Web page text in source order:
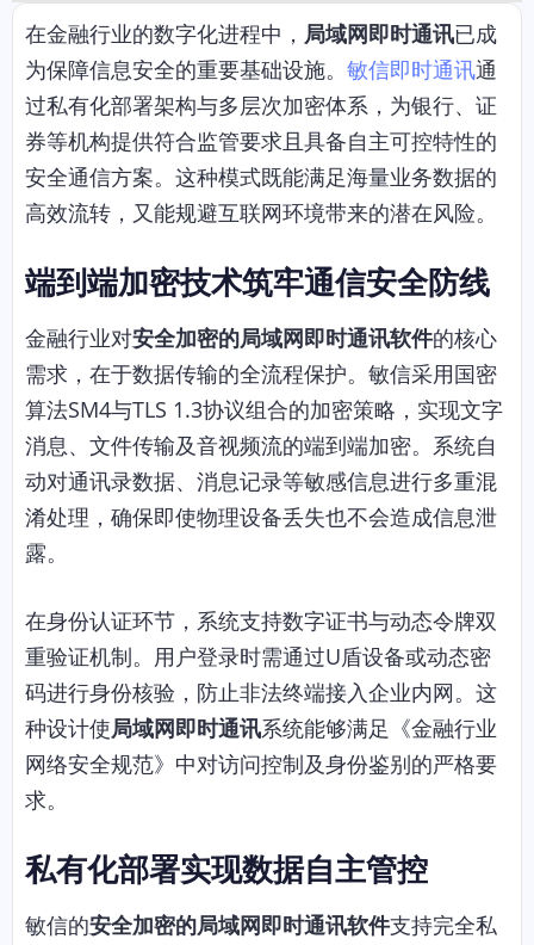
在金融行业的数字化进程中， 局域网即时通讯已成
为保障信息安全的重要基础设施。 敏信即时通讯通
过私有化部署架构与多层次加密体系，为银行、证
券等机构提供符合监管要求且具备自主可控特性的
安全通信方案。这种模式既能满足海量业务数据的
高效流转，又能规避互联网环境带来的潜在风险。
端到端加密技术筑牢通信安全防线
金融行业对安全加密的局域网即时通讯软件的核心
需求，在于数据传输的全流程保护。敏信采用国密
算法SM4与TLS 1.3协议组合的加密策略，实现文字
消息、文件传输及音视频流的端到端加密。系统自
动对通讯录数据、消息记录等敏感信息进行多重混
淆处理，确保即使物理设备丢失也不会造成信息泄
露。
在身份认证环节，系统支持数字证书与动态令牌双
重验证机制。用户登录时需通过U盾设备或动态密
码进行身份核验，防止非法终端接入企业内网。这
种设计使局域网即时通讯系统能够满足《金融行业
网络安全规范》中对访问控制及身份鉴别的严格要
求。
私有化部署实现数据自主管控
敏信的安全加密的局域网即时通讯软件支持完全私